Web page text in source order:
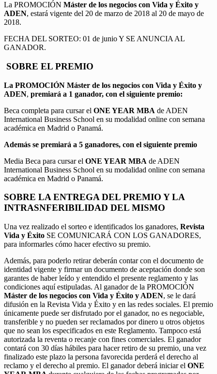
La PROMOCIÓN Máster de los negocios con Vida y Éxito y
ADEN, estará vigente del 20 de marzo de 2018 al 20 de mayo de
2018.
FECHA DEL SORTEO: 01 de junio Y SE ANUNCIA AL
GANADOR.
SOBRE EL PREMIO
La PROMOCIÓN Máster de los negocios con Vida y Éxito y
ADEN, premiará a 1 ganador, con el siguiente premio:
Beca completa para cursar el ONE YEAR MBA de ADEN
International Business School en su modalidad online con semana
académica en Madrid o Panamá.
Además se premiará a 5 ganadores, con el siguiente premio
Media Beca para cursar el ONE YEAR MBA de ADEN
International Business School en su modalidad online con semana
académica en Madrid o Panamá.
SOBRE LA ENTREGA DEL PREMIO Y LA
INTRASNFERIBILIDAD DEL MISMO
Una vez realizado el sorteo e identificados los ganadores, Revista
Vida y Éxito SE COMUNICARÁ CON LOS GANADORES,
para informarles cómo hacer efectivo su premio.
Además, para poderlo retirar deberán contar con el documento de
identidad vigente y firmar un documento de aceptación donde son
garantes de haber leído y entendido el presente reglamento y las
condiciones aquí estipuladas. Al ganador de la PROMOCIÓN
Máster de los negocios con Vida y Éxito y ADEN, se le dará
difusión en la Revista Vida y Éxito y en las redes sociales. El premio
únicamente puede ser disfrutado por el ganador, no es negociable,
transferible y no pueden ser reclamados por dinero u otros objetos
que no sean los especificados en este Reglamento. Tampoco está
autorizada la reventa o recanje con fines comerciales. El ganador
contará con 30 días hábiles para hacer retiro de su premio, una vez
finalizado este plazo la persona favorecida perderá el derecho al
reclamo y el derecho al premio. El ganador deberá iniciar el ONE